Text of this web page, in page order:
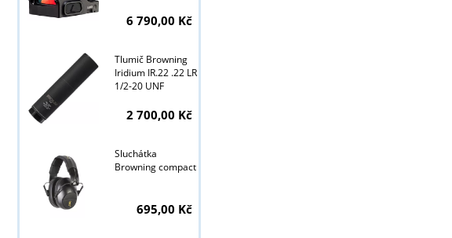
6 790,00 Kč
Tlumič Browning
Iridium IR.22 .22 LR
1/2-20 UNF
2 700,00 Kč
Sluchátka
Browning compact
695,00 Kč